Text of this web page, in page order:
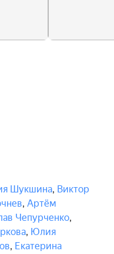
Шукшина, Виктор
, Артём
Чепурченко,
, Юлия
, Екатерина